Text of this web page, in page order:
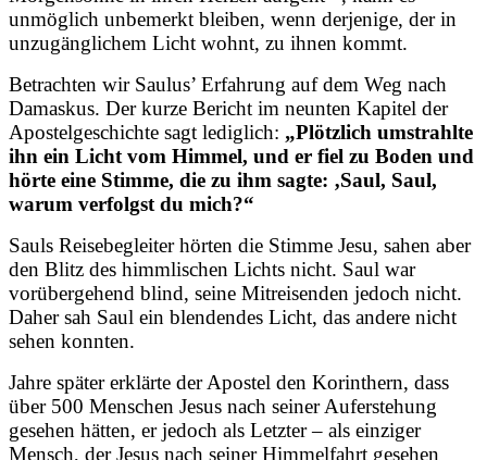
unmöglich unbemerkt bleiben, wenn derjenige, der in
unzugänglichem Licht wohnt, zu ihnen kommt.
Betrachten wir Saulus’ Erfahrung auf dem Weg nach
Damaskus. Der kurze Bericht im neunten Kapitel der
Apostelgeschichte sagt lediglich: „Plötzlich umstrahlte
ihn ein Licht vom Himmel, und er fiel zu Boden und
hörte eine Stimme, die zu ihm sagte: ‚Saul, Saul,
warum verfolgst du mich?“
Sauls Reisebegleiter hörten die Stimme Jesu, sahen aber
den Blitz des himmlischen Lichts nicht. Saul war
vorübergehend blind, seine Mitreisenden jedoch nicht.
Daher sah Saul ein blendendes Licht, das andere nicht
sehen konnten.
Jahre später erklärte der Apostel den Korinthern, dass
über 500 Menschen Jesus nach seiner Auferstehung
gesehen hätten, er jedoch als Letzter – als einziger
Mensch, der Jesus nach seiner Himmelfahrt gesehen